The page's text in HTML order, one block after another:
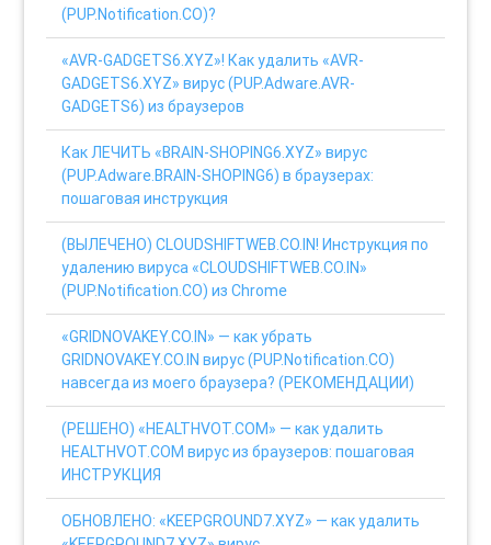
(PUP.Notification.CO)?
«AVR-GADGETS6.XYZ»! Как удалить «AVR-
GADGETS6.XYZ» вирус (PUP.Adware.AVR-
GADGETS6) из браузеров
Как ЛЕЧИТЬ «BRAIN-SHOPING6.XYZ» вирус
(PUP.Adware.BRAIN-SHOPING6) в браузерах:
пошаговая инструкция
(ВЫЛЕЧЕНО) CLOUDSHIFTWEB.CO.IN! Инструкция по
удалению вируса «CLOUDSHIFTWEB.CO.IN»
(PUP.Notification.CO) из Chrome
«GRIDNOVAKEY.CO.IN» — как убрать
GRIDNOVAKEY.CO.IN вирус (PUP.Notification.CO)
навсегда из моего браузера? (РЕКОМЕНДАЦИИ)
(РЕШЕНО) «HEALTHVOT.COM» — как удалить
HEALTHVOT.COM вирус из браузеров: пошаговая
ИНСТРУКЦИЯ
ОБНОВЛЕНО: «KEEPGROUND7.XYZ» — как удалить